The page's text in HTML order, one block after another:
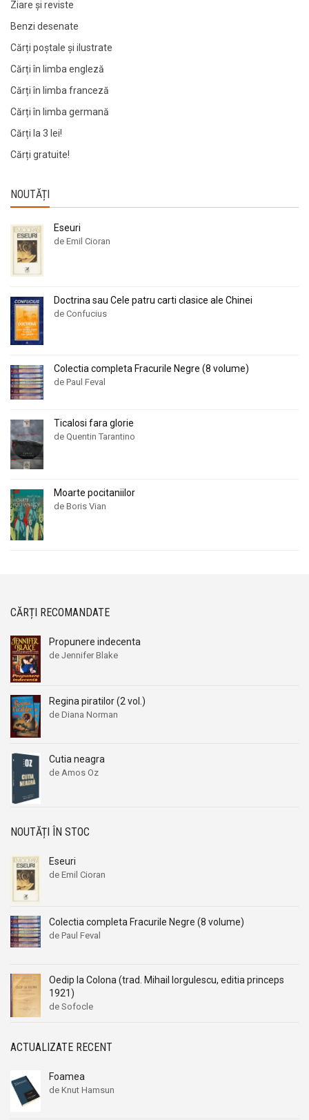
Ziare şi reviste
Benzi desenate
Cărți poștale și ilustrate
Cărți în limba engleză
Cărți în limba franceză
Cărți în limba germană
Cărți la 3 lei!
Cărți gratuite!
NOUTĂȚI
Eseuri
de Emil Cioran
Doctrina sau Cele patru carti clasice ale Chinei
de Confucius
Colectia completa Fracurile Negre (8 volume)
de Paul Feval
Ticalosi fara glorie
de Quentin Tarantino
Moarte pocitaniilor
de Boris Vian
CĂRȚI RECOMANDATE
Propunere indecenta
de Jennifer Blake
Regina piratilor (2 vol.)
de Diana Norman
Cutia neagra
de Amos Oz
NOUTĂȚI ÎN STOC
Eseuri
de Emil Cioran
Colectia completa Fracurile Negre (8 volume)
de Paul Feval
Oedip la Colona (trad. Mihail Iorgulescu, editia princeps
1921)
de Sofocle
ACTUALIZATE RECENT
Foamea
de Knut Hamsun